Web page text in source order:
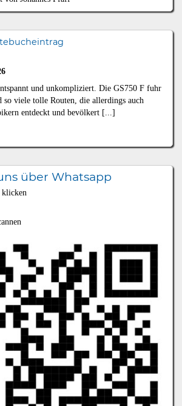
und unkompliziert. Die GS750 F fuhr
so viele tolle Routen, die allerdings auch
entdeckt und bevölkert [...]
über Whatsapp